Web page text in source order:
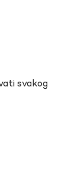
svakog